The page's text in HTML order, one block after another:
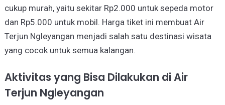
cukup murah, yaitu sekitar Rp2.000 untuk sepeda motor
dan Rp5.000 untuk mobil. Harga tiket ini membuat Air
Terjun Ngleyangan menjadi salah satu destinasi wisata
yang cocok untuk semua kalangan.
Aktivitas yang Bisa Dilakukan di Air
Terjun Ngleyangan